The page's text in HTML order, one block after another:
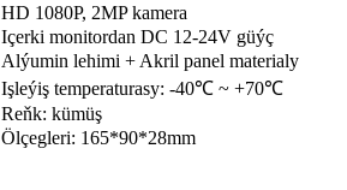
HD 1080P, 2MP kamera
Içerki monitordan DC 12-24V güýç
Alýumin lehimi + Akril panel materialy
Işleýiş temperaturasy: -40℃ ~ +70℃
Reňk: kümüş
Ölçegleri: 165*90*28mm